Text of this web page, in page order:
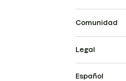
Comunidad
Legal
Español